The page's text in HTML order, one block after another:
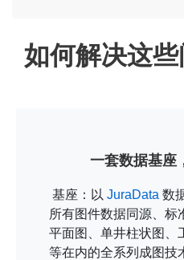
如何解决这些
一套数据基座
基座：以 JuraData 数
所有图件数据同源、标
平面图、单井柱状图、
等在内的全系列成图技